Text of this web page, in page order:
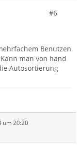
#6
Benutzen
man von hand
Autosortierung
um 20:20